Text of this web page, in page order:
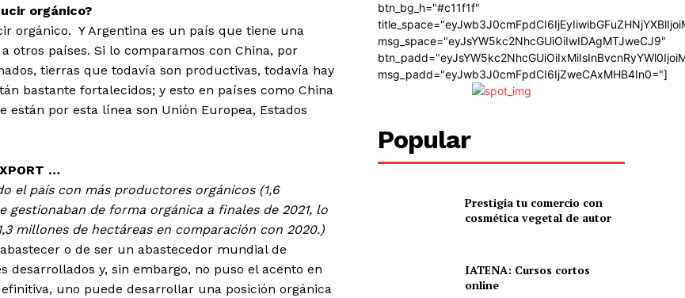
orgánico?
orgánico. Y Argentina es un país que tiene una
otros países. Si lo comparamos con China, por
tierras que todavía son productivas, todavía hay
bastante fortalecidos; y esto en países como China
por esta línea son Unión Europea, Estados
…
el país con más productores orgánicos (1,6
gestionaban de forma orgánica a finales de 2021, lo
millones de hectáreas en comparación con 2020.)
o de ser un abastecedor mundial de
desarrollados y, sin embargo, no puso el acento en
uno puede desarrollar una posición orgánica
btn_bg_h="#c11f1f"
msg_space="eyJsYW5kc2NhcGUiOiIwIDAgMTJweCJ9"
msg_padd="eyJwb3J0cmFpdCI6IjZweCAxMHB4In0="]
Popular
Prestigia tu comercio con
cosmética vegetal de autor
IATENA: Cursos cortos
online